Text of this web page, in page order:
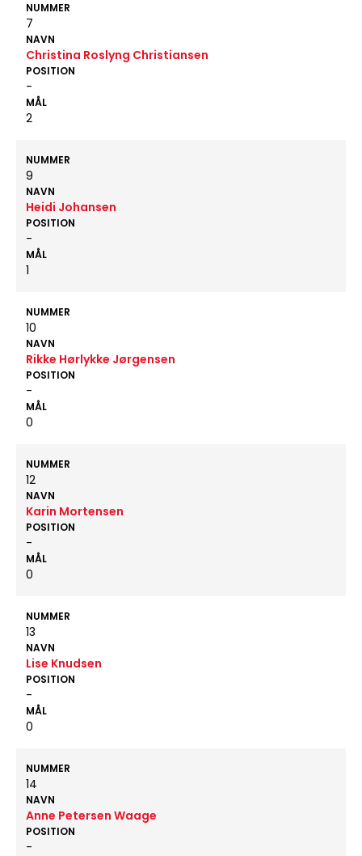
NUMMER
7
NAVN
Christina Roslyng Christiansen
POSITION
-
MÅL
2
NUMMER
9
NAVN
Heidi Johansen
POSITION
-
MÅL
1
NUMMER
10
NAVN
Rikke Hørlykke Jørgensen
POSITION
-
MÅL
0
NUMMER
12
NAVN
Karin Mortensen
POSITION
-
MÅL
0
NUMMER
13
NAVN
Lise Knudsen
POSITION
-
MÅL
0
NUMMER
14
NAVN
Anne Petersen Waage
POSITION
-